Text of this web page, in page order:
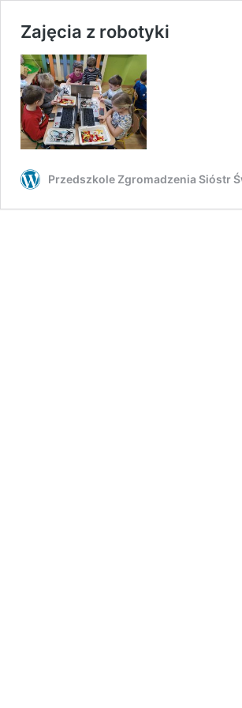
Zajęcia z robotyki
Przedszkole Zgromadzenia Sióstr